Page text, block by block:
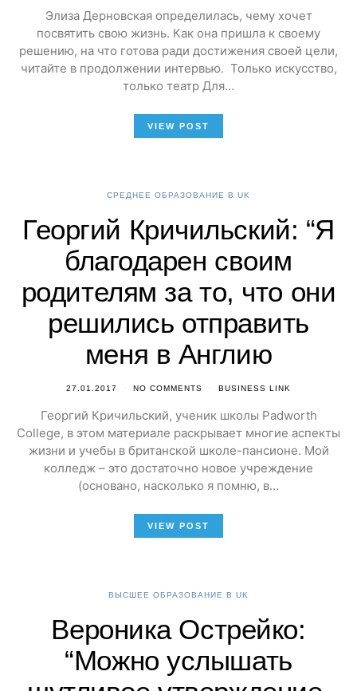
Элиза Дерновская определилась, чему хочет
посвятить свою жизнь. Как она пришла к своему
решению, на что готова ради достижения своей цели,
читайте в продолжении интервью. Только искусство,
только театр Для…
VIEW POST
СРЕДНЕЕ ОБРАЗОВАНИЕ В UK
Георгий Кричильский: “Я
благодарен своим
родителям за то, что они
решились отправить
меня в Англию
27.01.2017 NO COMMENTS BUSINESS LINK
Георгий Кричильский, ученик школы Padworth
College, в этом материале раскрывает многие аспекты
жизни и учебы в британской школе-пансионе. Мой
колледж – это достаточно новое учреждение
(основано, насколько я помню, в…
VIEW POST
ВЫСШЕЕ ОБРАЗОВАНИЕ В UK
Вероника Острейко:
“Можно услышать